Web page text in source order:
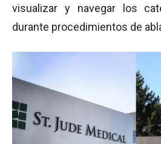
visualizar y navegar los
durante procedimientos de